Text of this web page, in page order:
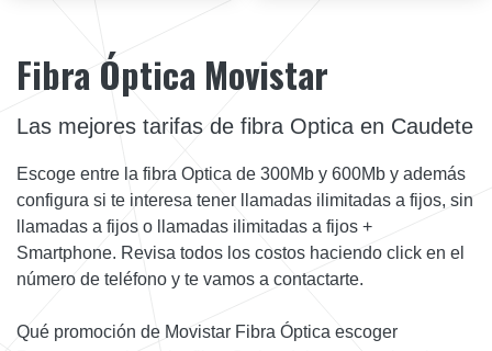
Fibra Óptica Movistar
Las mejores tarifas de fibra Optica en Caudete
Escoge entre la fibra Optica de 300Mb y 600Mb y además
configura si te interesa tener llamadas ilimitadas a fijos, sin
llamadas a fijos o llamadas ilimitadas a fijos +
Smartphone. Revisa todos los costos haciendo click en el
número de teléfono y te vamos a contactarte.
Qué promoción de Movistar Fibra Óptica escoger